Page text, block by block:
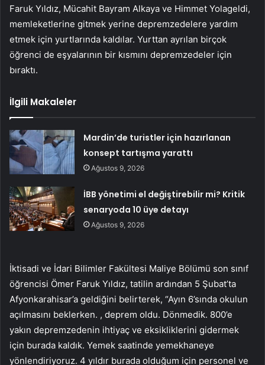
Faruk Yıldız, Mücahit Bayram Alkaya ve Himmet Yolageldi,
memleketlerine gitmek yerine depremzedelere yardım
etmek için yurtlarında kaldılar. Yurttan ayrılan birçok
öğrenci de eşyalarının bir kısmını depremzedeler için
bıraktı.
İlgili Makaleler
Mardin’de turistler için hazırlanan
konsept tartışma yarattı
Ağustos 9, 2026
İBB yönetimi el değiştirebilir mi? Kritik
senaryoda 10 üye detayı
Ağustos 9, 2026
İktisadi ve İdari Bilimler Fakültesi Maliye Bölümü son sınıf
öğrencisi Ömer Faruk Yıldız, tatilin ardından 5 Şubat’ta
Afyonkarahisar’a geldiğini belirterek, “Ayın 6’sında okulun
açılmasını beklerken. , deprem oldu. Dönmedik. 800’e
yakın depremzedenin ihtiyaç ve eksikliklerini gidermek
için burada kaldık. Yemek saatinde yemekhaneye
yönlendiriyoruz. 4 yıldır burada olduğum için personel ve